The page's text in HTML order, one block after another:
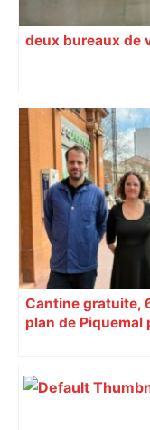
deux bureaux de
Cantine gratuite,
plan de Piquemal